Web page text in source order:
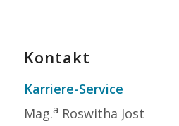
Kontakt
Karriere-Service
Mag.a Roswitha Jost